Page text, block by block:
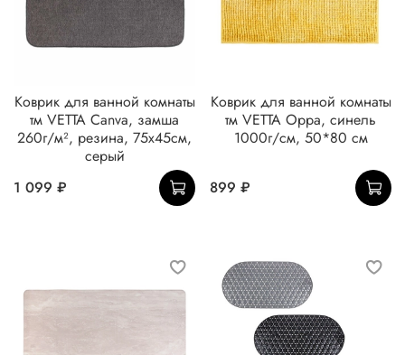
Коврик для ванной комнаты
тм VETTA Canva, замша
260г/м², резина, 75х45см,
серый
1 099 ₽
Коврик для ванной комнаты
тм VETTA Орра, синель
1000г/см, 50*80 см
899 ₽